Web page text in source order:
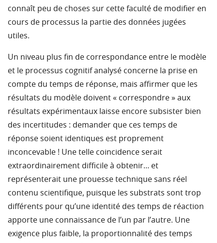
connaît peu de choses sur cette faculté de modifier en
cours de processus la partie des données jugées
utiles.
Un niveau plus fin de correspondance entre le modèle
et le processus cognitif analysé concerne la prise en
compte du temps de réponse, mais affirmer que les
résultats du modèle doivent « correspondre » aux
résultats expérimentaux laisse encore subsister bien
des incertitudes : demander que ces temps de
réponse soient identiques est proprement
inconcevable ! Une telle coincidence serait
extraordinairement difficile à obtenir… et
représenterait une prouesse technique sans réel
contenu scientifique, puisque les substrats sont trop
différents pour qu’une identité des temps de réaction
apporte une connaissance de l’un par l’autre. Une
exigence plus faible, la proportionnalité des temps